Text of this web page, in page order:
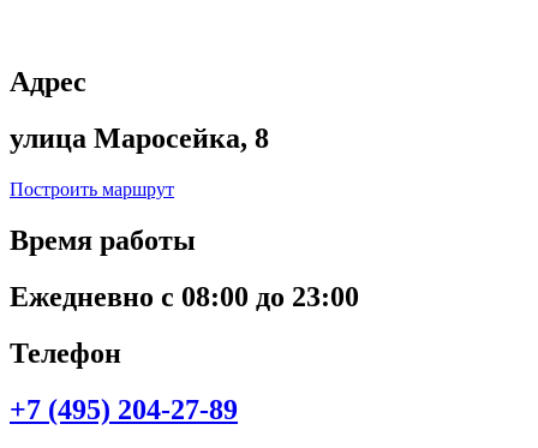
Адрес
улица Маросейка, 8
Построить маршрут
Время работы
Ежедневно с 08:00 до 23:00
Телефон
+7 (495) 204-27-89